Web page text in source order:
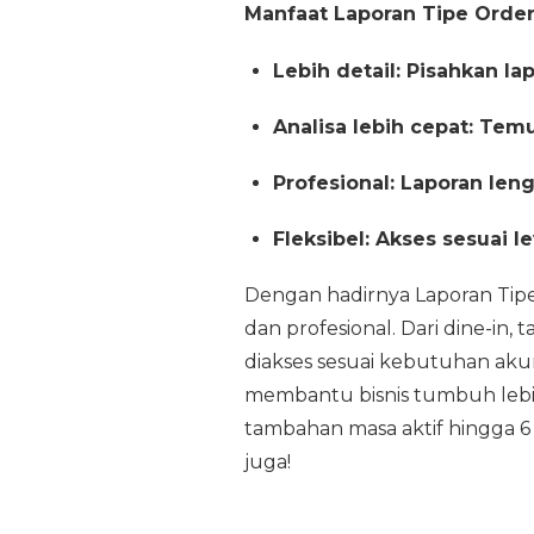
Manfaat Laporan Tipe
Lebih detail: Pisahkan
Analisa lebih cepat:
Profesional: Laporan
Fleksibel: Akses sesuai
Dengan hadirnya Laporan
dan profesional. Dari dine-in,
diakses sesuai kebutuhan
membantu bisnis tumbuh
tambahan masa aktif hingga
juga!